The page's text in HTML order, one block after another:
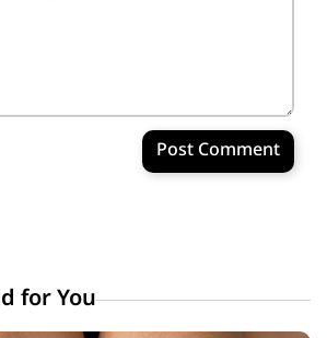
Post Comment
for You